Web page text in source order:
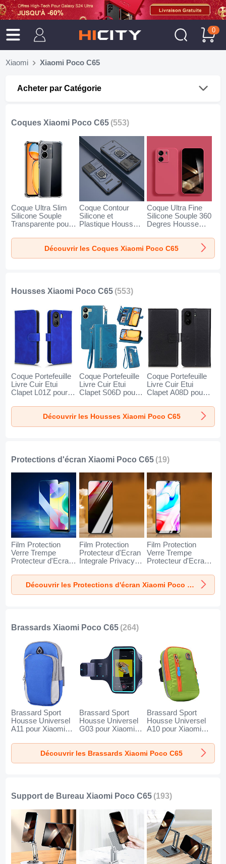
0
Xiaomi Xiaomi Poco C65
Acheter par Catégorie
Coques Xiaomi Poco C65 (553)
Coque Ultra Slim
Silicone Souple
Transparente pour
Clair
Coque Contour
Silicone et
Plastique Housse
Magnetique
Support Bague
Anneau K1C pour
Coque Ultra Fine
Silicone Souple 360
Degres Housse
Poco C65 Rose
Rouge
Découvrir les Coques Xiaomi Poco C65
Housses Xiaomi Poco C65 (553)
Coque Portefeuille
Livre Cuir Etui
Clapet L01Z pour
Bleu
Coque Portefeuille
Livre Cuir Etui
Clapet S06D pour
Bleu
Coque Portefeuille
Livre Cuir Etui
Clapet A08D pour
Noir
Découvrir les Housses Xiaomi Poco C65
Protections d'écran Xiaomi Poco C65 (19)
Film Protection
Verre Trempe
Protecteur d'Ecran
C65 Clair
Film Protection
Protecteur d'Ecran
Integrale Privacy
Poco C65 Clair
Film Protection
Verre Trempe
Protecteur d'Ecran
Poco C65 Clair
Découvrir les Protections d'écran Xiaomi Poco C65
Brassards Xiaomi Poco C65 (264)
Brassard Sport
Housse Universel
A11 pour Xiaomi
Brassard Sport
Housse Universel
G03 pour Xiaomi
Brassard Sport
Housse Universel
A10 pour Xiaomi
Découvrir les Brassards Xiaomi Poco C65
Support de Bureau Xiaomi Poco C65 (193)